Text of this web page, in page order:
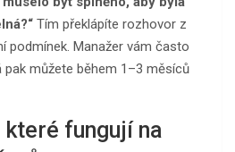
Tím překlápíte rozhovor z
podmínek. Manažer vám často
pak můžete během 1–3 měsíců
fungují na